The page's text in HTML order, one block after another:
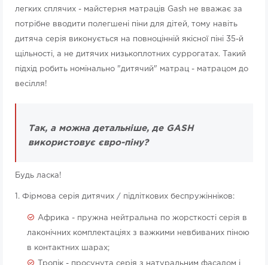
легких сплячих - майстерня матраців Gash не вважає за
потрібне вводити полегшені піни для дітей, тому навіть
дитяча серія виконується на повноцінній якісної піні 35-й
щільності, а не дитячих низькоплотних суррогатах. Такий
підхід робить номінально "дитячий" матрац - матрацом до
весілля!
Так, а можна детальніше, де GASH
використовує євро-піну?
Будь ласка!
1. Фірмова серія дитячих / підліткових беспружінніков:
Африка - пружна нейтральна по жорсткості серія в
лаконічних комплектаціях з важкими невбиваних піною
в контактних шарах;